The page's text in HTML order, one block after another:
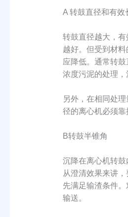
A 转鼓直径和有效
转鼓直径越大，
越好。但受到材
应降低。通常转
浓度污泥的处理，
另外，在相同处
径的离心机必须靠
B转鼓半锥角
沉降在离心机转
从澄清效果来讲
先满足输渣条件
输送。